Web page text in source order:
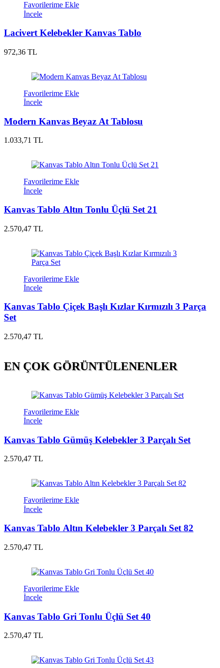
Favorilerime Ekle
İncele
Lacivert Kelebekler Kanvas Tablo
972,36 TL
Favorilerime Ekle
İncele
Modern Kanvas Beyaz At Tablosu
1.033,71 TL
Favorilerime Ekle
İncele
Kanvas Tablo Altın Tonlu Üçlü Set 21
2.570,47 TL
Favorilerime Ekle
İncele
Kanvas Tablo Çiçek Başlı Kızlar Kırmızılı 3 Parça
Set
2.570,47 TL
EN ÇOK GÖRÜNTÜLENENLER
Favorilerime Ekle
İncele
Kanvas Tablo Gümüş Kelebekler 3 Parçalı Set
2.570,47 TL
Favorilerime Ekle
İncele
Kanvas Tablo Altın Kelebekler 3 Parçalı Set 82
2.570,47 TL
Favorilerime Ekle
İncele
Kanvas Tablo Gri Tonlu Üçlü Set 40
2.570,47 TL